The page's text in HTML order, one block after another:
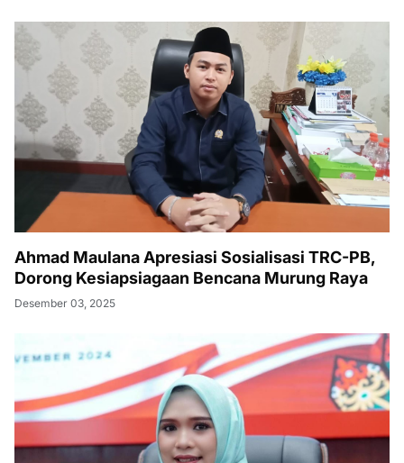
Ahmad Maulana Apresiasi Sosialisasi TRC-PB,
Dorong Kesiapsiagaan Bencana Murung Raya
Desember 03, 2025